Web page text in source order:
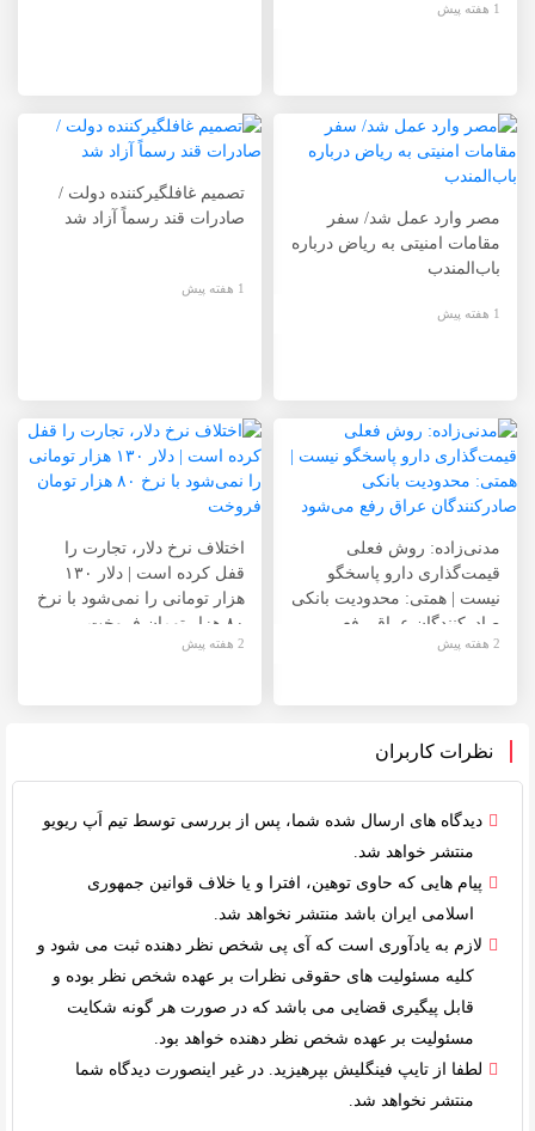
1 هفته پیش
مصر وارد عمل شد/ سفر
مقامات امنیتی به ریاض درباره
باب‌المندب
1 هفته پیش
تصمیم غافلگیرکننده دولت /
صادرات قند رسماً آزاد شد
1 هفته پیش
مدنی‌زاده: روش فعلی
قیمت‌گذاری دارو پاسخگو
نیست | همتی: محدودیت بانکی
صادرکنندگان عراق رفع
می‌شود
2 هفته پیش
اختلاف نرخ دلار، تجارت را
قفل کرده است | دلار ۱۳۰
هزار تومانی را نمی‌شود با نرخ
۸۰ هزار تومان فروخت
2 هفته پیش
نظرات کاربران
دیدگاه های ارسال شده شما، پس از بررسی توسط تیم اَپ ریویو
منتشر خواهد شد.
پیام هایی که حاوی توهین، افترا و یا خلاف قوانین جمهوری
اسلامی ایران باشد منتشر نخواهد شد.
لازم به یادآوری است که آی پی شخص نظر دهنده ثبت می شود و
کلیه مسئولیت های حقوقی نظرات بر عهده شخص نظر بوده و
قابل پیگیری قضایی می باشد که در صورت هر گونه شکایت
مسئولیت بر عهده شخص نظر دهنده خواهد بود.
لطفا از تایپ فینگلیش بپرهیزید. در غیر اینصورت دیدگاه شما
منتشر نخواهد شد.